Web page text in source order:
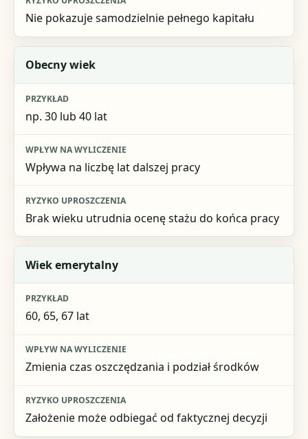
Nie pokazuje samodzielnie pełnego kapitału
Obecny wiek
np. 30 lub 40 lat
Wpływa na liczbę lat dalszej pracy
Brak wieku utrudnia ocenę stażu do końca pracy
Wiek emerytalny
60, 65, 67 lat
Zmienia czas oszczędzania i podział środków
Założenie może odbiegać od faktycznej decyzji